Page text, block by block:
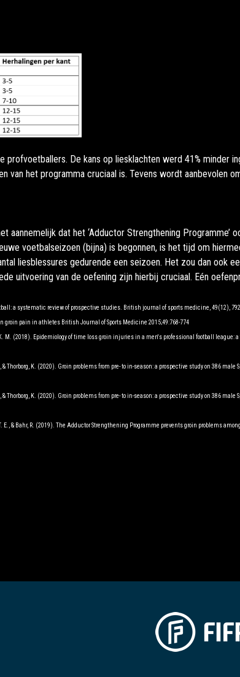
De kans op liesklachten werd 41% minder
het programma cruciaal is. Tevens wordt aanbevolen
aannemelijk dat het ‘Adductor Strengthening
voetbalseizoen (bijna) is begonnen, is het tijd om
liesblessures gedurende een seizoen. Het zou dan ook
uitvoering van de oefening zijn hierbij cruciaal. Eén
a systematic review of prospective studies. British journal of sports medicine, 49(12),
pain in athletes British Journal of Sports Medicine 2015;49:768-774
K. M. (2018). Epidemiology of time loss groin injuries in a men's professional football
Thorborg, K. (2020). Groin problems from pre- to in-season: a prospective study on 386
Thorborg, K. (2020). Groin problems from pre- to in-season: a prospective study on 386
E., & Bahr, R. (2019). The Adductor Strengthening Programme prevents groin problems